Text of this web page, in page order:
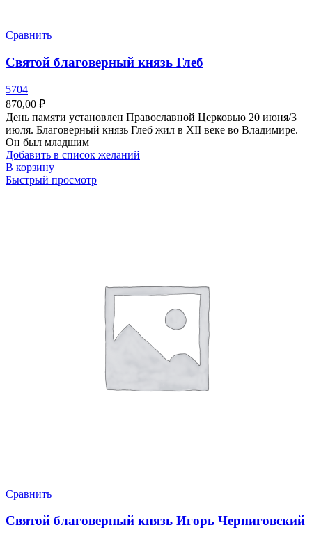
Сравнить
Святой благоверный князь Глеб
5704
870,00 ₽
День памяти установлен Православной Церковью 20 июня/3
июля. Благоверный князь Глеб жил в XII веке во Владимире.
Он был младшим
Добавить в список желаний
В корзину
Быстрый просмотр
Сравнить
Святой благоверный князь Игорь Черниговский